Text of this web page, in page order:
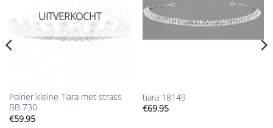
UITVERKOCHT
Poirier kleine Tiara met strass
BB 730
€59.95
tiara 18149
€69.95